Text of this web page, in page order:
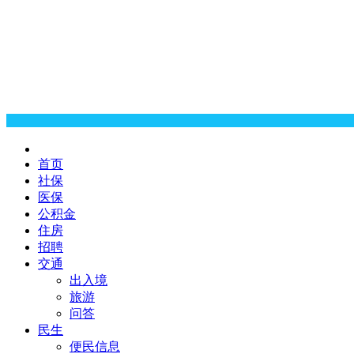
首页
社保
医保
公积金
住房
招聘
交通
出入境
旅游
问答
民生
便民信息